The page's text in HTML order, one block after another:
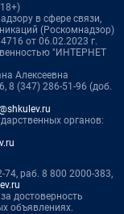
в сфере связи,
(Роскомнадзор)
от 06.02.2023 г.
"ИНТЕРНЕТ
Алексеевна
8 (347) 286-51-96 (доб.
органов:
раб. 8 800 2000-383,
достоверность
объявлениях.